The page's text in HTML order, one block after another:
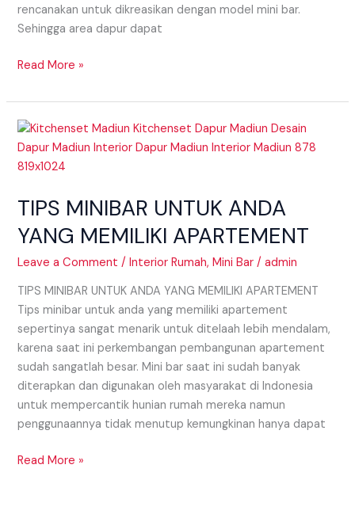
rencanakan untuk dikreasikan dengan model mini bar.
Sehingga area dapur dapat
Read More »
TIPS MINIBAR UNTUK ANDA
YANG MEMILIKI APARTEMENT
Leave a Comment /Interior Rumah,Mini Bar /admin
TIPS MINIBAR UNTUK ANDA YANG MEMILIKI APARTEMENT
Tips minibar untuk anda yang memiliki apartement
sepertinya sangat menarik untuk ditelaah lebih mendalam,
karena saat ini perkembangan pembangunan apartement
sudah sangatlah besar. Mini bar saat ini sudah banyak
diterapkan dan digunakan oleh masyarakat di Indonesia
untuk mempercantik hunian rumah mereka namun
penggunaannya tidak menutup kemungkinan hanya dapat
TIPS
MINIBAR
UNTUK
YANG
APARTEMENT
Read More »